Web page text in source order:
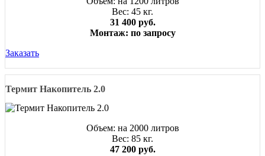
Вес: 45 кг.
31 400 руб.
Монтаж: по запросу
Заказать
Термит Накопитель 2.0
Объем: на 2000 литров
Вес: 85 кг.
47 200 руб.